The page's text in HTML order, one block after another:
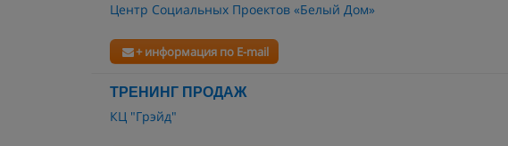
Центр Социальных Проектов «Белый Дом»
+ информация по E-mail
ТРЕНИНГ ПРОДАЖ
КЦ "Грэйд"